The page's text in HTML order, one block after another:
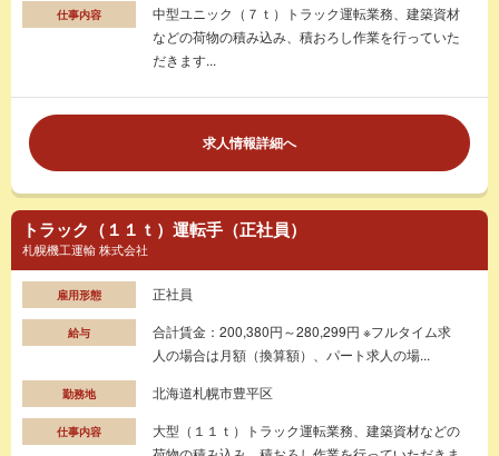
仕事内容
中型ユニック（７ｔ）トラック運転業務、建築資材
などの荷物の積み込み、積おろし作業を行っていた
だきます...
求人情報詳細へ
トラック（１１ｔ）運転手（正社員）
札幌機工運輸 株式会社
雇用形態 正社員
給与
合計賃金：200,380円～280,299円 ※フルタイム求
人の場合は月額（換算額）、パート求人の場...
勤務地 北海道札幌市豊平区
仕事内容
大型（１１ｔ）トラック運転業務、建築資材などの